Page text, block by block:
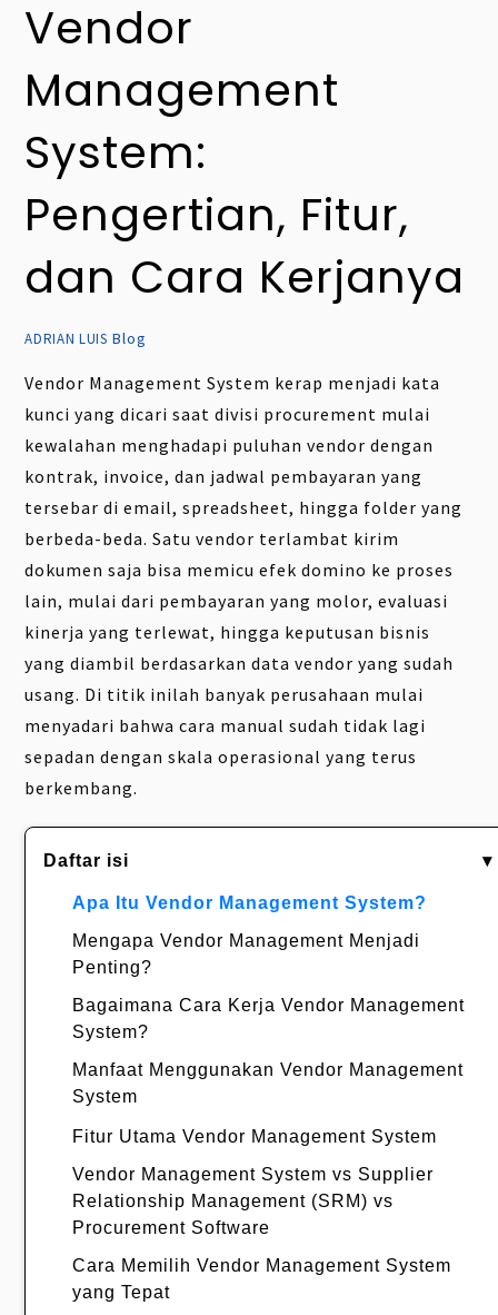
Vendor
Management
System:
Pengertian, Fitur,
dan Cara Kerjanya
ADRIAN LUIS Blog
Vendor Management System kerap menjadi kata
kunci yang dicari saat divisi procurement mulai
kewalahan menghadapi puluhan vendor dengan
kontrak, invoice, dan jadwal pembayaran yang
tersebar di email, spreadsheet, hingga folder yang
berbeda-beda. Satu vendor terlambat kirim
dokumen saja bisa memicu efek domino ke proses
lain, mulai dari pembayaran yang molor, evaluasi
kinerja yang terlewat, hingga keputusan bisnis
yang diambil berdasarkan data vendor yang sudah
usang. Di titik inilah banyak perusahaan mulai
menyadari bahwa cara manual sudah tidak lagi
sepadan dengan skala operasional yang terus
berkembang.
Daftar isi ▾
Apa Itu Vendor Management System?
Mengapa Vendor Management Menjadi
Penting?
Bagaimana Cara Kerja Vendor Management
System?
Manfaat Menggunakan Vendor Management
System
Fitur Utama Vendor Management System
Vendor Management System vs Supplier
Relationship Management (SRM) vs
Procurement Software
Cara Memilih Vendor Management System
yang Tepat